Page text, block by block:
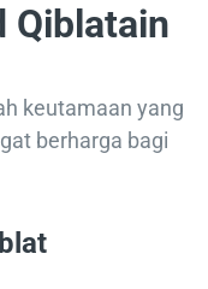
Qiblatain
keutamaan yang
berharga bagi